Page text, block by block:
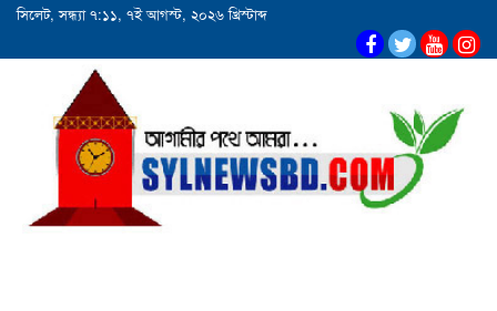
সিলেট, সন্ধ্যা ৭:১১, ৭ই আগস্ট, ২০২৬ খ্রিস্টাব্দ